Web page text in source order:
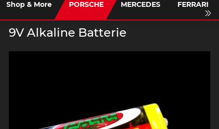
Shop & More PORSCHE MERCEDES FERRARI
9V Alkaline Batterie